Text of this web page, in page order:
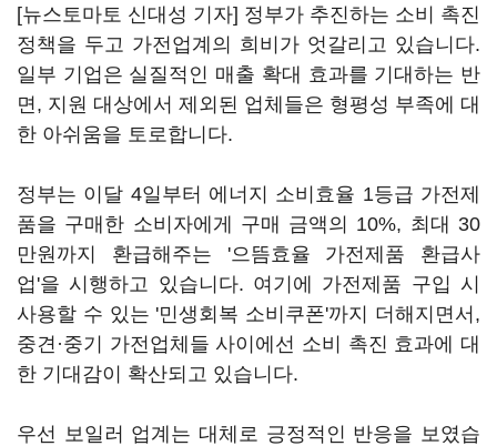
[뉴스토마토 신대성 기자] 정부가 추진하는 소비 촉진
정책을 두고 가전업계의 희비가 엇갈리고 있습니다.
일부 기업은 실질적인 매출 확대 효과를 기대하는 반
면, 지원 대상에서 제외된 업체들은 형평성 부족에 대
한 아쉬움을 토로합니다.
정부는 이달 4일부터 에너지 소비효율 1등급 가전제
품을 구매한 소비자에게 구매 금액의 10%, 최대 30
만원까지 환급해주는 '으뜸효율 가전제품 환급사
업'을 시행하고 있습니다. 여기에 가전제품 구입 시
사용할 수 있는 '민생회복 소비쿠폰'까지 더해지면서,
중견·중기 가전업체들 사이에선 소비 촉진 효과에 대
한 기대감이 확산되고 있습니다.
우선 보일러 업계는 대체로 긍정적인 반응을 보였습